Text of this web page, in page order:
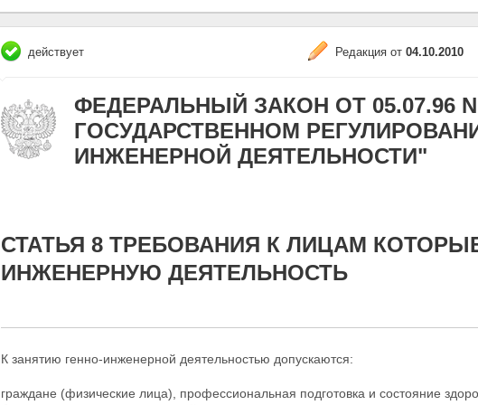
действует Редакция от 04.10.2010
ФЕДЕРАЛЬНЫЙ ЗАКОН ОТ 05.07.96 N
ГОСУДАРСТВЕННОМ
ИНЖЕНЕРНОЙ ДЕЯТЕЛЬНОСТИ"
СТАТЬЯ 8 ТРЕБОВАНИЯ К ЛИЦАМ
ИНЖЕНЕРНУЮ ДЕЯТЕЛЬНОСТЬ
К занятию генно-инженерной деятельностью допускаются:
граждане (физические лица), профессиональная подготовка и состояние